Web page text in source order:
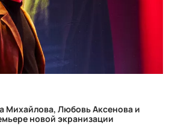
Михайлова, Любовь Аксенова и
новой экранизации